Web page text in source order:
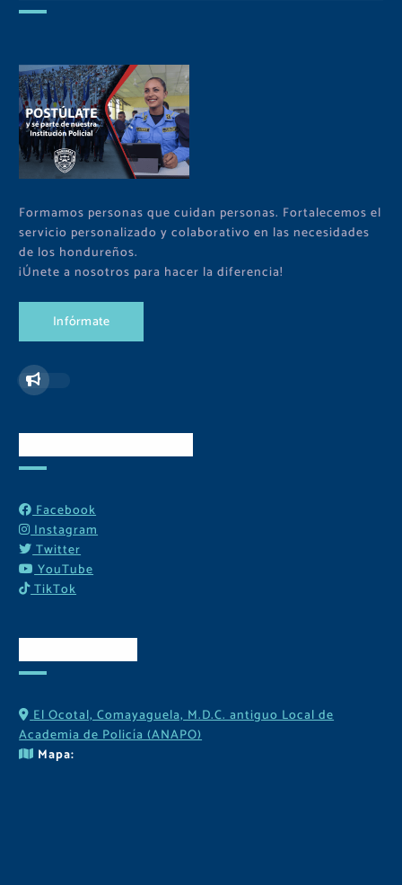
Formamos personas que cuidan personas. Fortalecemos el
servicio personalizado y colaborativo en las necesidades
de los hondureños.
¡Únete a nosotros para hacer la diferencia!
Infórmate
Facebook
Instagram
Twitter
YouTube
TikTok
El Ocotal, Comayaguela, M.D.C. antiguo Local de
Academia de Policía (ANAPO)
Mapa: